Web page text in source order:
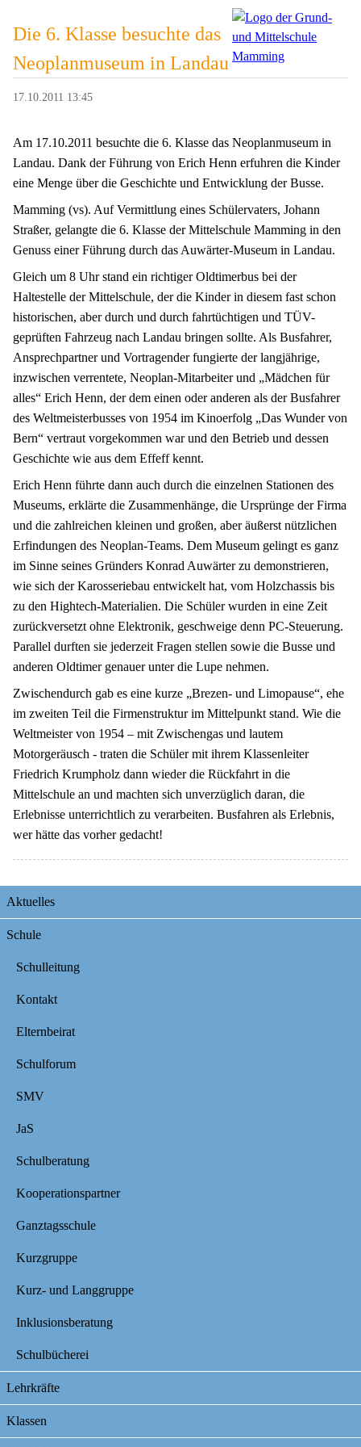
Die 6. Klasse besuchte das
Neoplanmuseum in Landau
17.10.2011 13:45
Am 17.10.2011 besuchte die 6. Klasse das Neoplanmuseum in
Landau. Dank der Führung von Erich Henn erfuhren die Kinder
eine Menge über die Geschichte und Entwicklung der Busse.
Mamming (vs). Auf Vermittlung eines Schülervaters, Johann
Straßer, gelangte die 6. Klasse der Mittelschule Mamming in den
Genuss einer Führung durch das Auwärter-Museum in Landau.
Gleich um 8 Uhr stand ein richtiger Oldtimerbus bei der
Haltestelle der Mittelschule, der die Kinder in diesem fast schon
historischen, aber durch und durch fahrtüchtigen und TÜV-
geprüften Fahrzeug nach Landau bringen sollte. Als Busfahrer,
Ansprechpartner und Vortragender fungierte der langjährige,
inzwischen verrentete, Neoplan-Mitarbeiter und „Mädchen für
alles“ Erich Henn, der dem einen oder anderen als der Busfahrer
des Weltmeisterbusses von 1954 im Kinoerfolg „Das Wunder von
Bern“ vertraut vorgekommen war und den Betrieb und dessen
Geschichte wie aus dem Effeff kennt.
Erich Henn führte dann auch durch die einzelnen Stationen des
Museums, erklärte die Zusammenhänge, die Ursprünge der Firma
und die zahlreichen kleinen und großen, aber äußerst nützlichen
Erfindungen des Neoplan-Teams. Dem Museum gelingt es ganz
im Sinne seines Gründers Konrad Auwärter zu demonstrieren,
wie sich der Karosseriebau entwickelt hat, vom Holzchassis bis
zu den Hightech-Materialien. Die Schüler wurden in eine Zeit
zurückversetzt ohne Elektronik, geschweige denn PC-Steuerung.
Parallel durften sie jederzeit Fragen stellen sowie die Busse und
anderen Oldtimer genauer unter die Lupe nehmen.
Zwischendurch gab es eine kurze „Brezen- und Limopause“, ehe
im zweiten Teil die Firmenstruktur im Mittelpunkt stand. Wie die
Weltmeister von 1954 – mit Zwischengas und lautem
Motorgeräusch - traten die Schüler mit ihrem Klassenleiter
Friedrich Krumpholz dann wieder die Rückfahrt in die
Mittelschule an und machten sich unverzüglich daran, die
Erlebnisse unterrichtlich zu verarbeiten. Busfahren als Erlebnis,
wer hätte das vorher gedacht!
Navigation
Aktuelles
Schule
Schulleitung
Kontakt
Elternbeirat
Schulforum
SMV
JaS
Schulberatung
Kooperationspartner
Ganztagsschule
Kurzgruppe
Kurz- und Langgruppe
Inklusionsberatung
Schulbücherei
Lehrkräfte
Klassen